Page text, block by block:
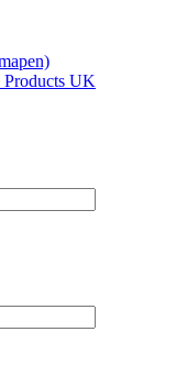
Products UK